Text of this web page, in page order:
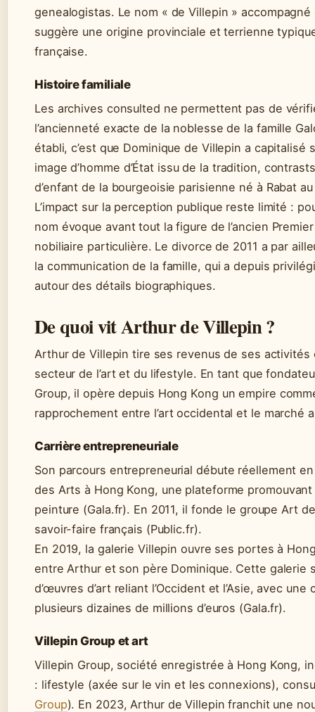
genealogistas. Le nom « de Villepin » accompagné
suggère une origine provinciale et terrienne
française.
Histoire familiale
Les archives consulted ne permettent pas de
l’ancienneté exacte de la noblesse de la famille
établi, c’est que Dominique de Villepin a capitalisé
image d’homme d’État issu de la tradition,
d’enfant de la bourgeoisie parisienne né à Rabat
L’impact sur la perception publique reste limité :
nom évoque avant tout la figure de l’ancien
nobiliaire particulière. Le divorce de 2011 a par
la communication de la famille, qui a depuis
autour des détails biographiques.
De quoi vit Arthur de Villepin ?
Arthur de Villepin tire ses revenus de ses activités
secteur de l’art et du lifestyle. En tant que
Group, il opère depuis Hong Kong un empire
rapprochement entre l’art occidental et le marché
Carrière entrepreneuriale
Son parcours entrepreneurial débute réellement
des Arts à Hong Kong, une plateforme
peinture (Gala.fr). En 2011, il fonde le groupe Art
savoir-faire français (Public.fr).
En 2019, la galerie Villepin ouvre ses portes à
entre Arthur et son père Dominique. Cette galerie
d’œuvres d’art reliant l’Occident et l’Asie, avec
plusieurs dizaines de millions d’euros (Gala.fr).
Villepin Group et art
Villepin Group, société enregistrée à Hong Kong,
: lifestyle (axée sur le vin et les connexions),
Group). En 2023, Arthur de Villepin franchit une